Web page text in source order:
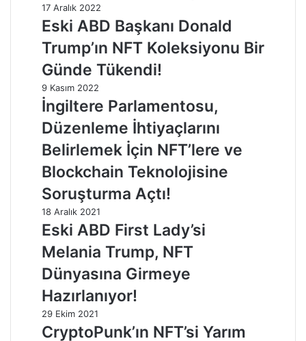
17 Aralık 2022
Eski ABD Başkanı Donald
Trump’ın NFT Koleksiyonu Bir
Günde Tükendi!
9 Kasım 2022
İngiltere Parlamentosu,
Düzenleme İhtiyaçlarını
Belirlemek İçin NFT’lere ve
Blockchain Teknolojisine
Soruşturma Açtı!
18 Aralık 2021
Eski ABD First Lady’si
Melania Trump, NFT
Dünyasına Girmeye
Hazırlanıyor!
29 Ekim 2021
CryptoPunk’ın NFT’si Yarım